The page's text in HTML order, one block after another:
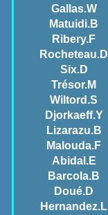
Gallas.W
Matuidi.B
Ribery.F
Rocheteau.D
Six.D
Trésor.M
Wiltord.S
Djorkaeff.Y
Lizarazu.B
Malouda.F
Abidal.E
Barcola.B
Doué.D
Hernandez.L